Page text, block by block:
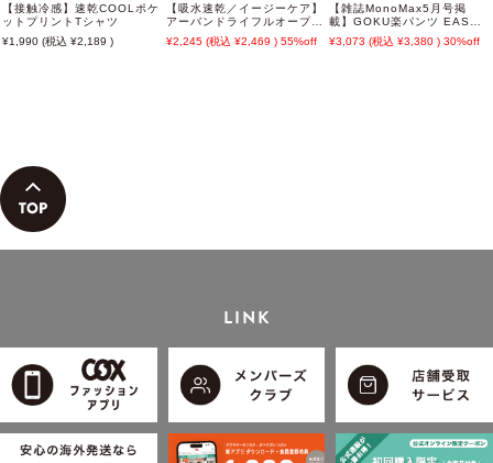
【接触冷感】速乾COOLポケ
ットプリントTシャツ
1,990
2,189
【吸水速乾／イージーケア】
アーバンドライフルオープン
ポロシャツ
2,245 2,469 55%off
【雑誌MonoMax5月号掲
載】GOKU楽パンツ EASY
STRETCH 冷感アンクル【接
触冷感】「小泉孝太郎さん着
3,073 3,380 30%off
LINK